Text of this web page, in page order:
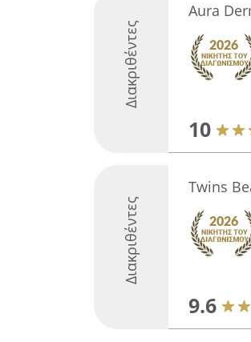
Διακριθέντες
Aura
10
Διακριθέντες
Twins
9.6